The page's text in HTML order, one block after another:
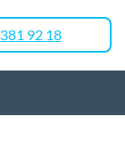
92 18